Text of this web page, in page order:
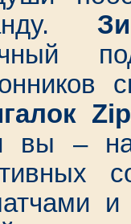
вы –
и